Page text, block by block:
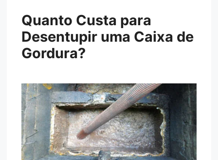
Quanto Custa para
Desentupir uma Caixa de
Gordura?